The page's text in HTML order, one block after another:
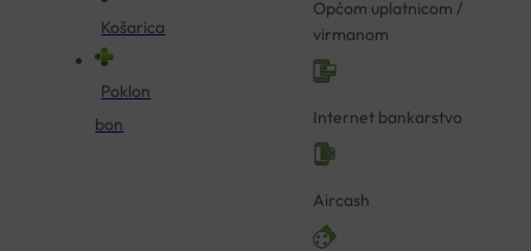
Košarica
Poklon
bon
Općom uplatnicom /
virmanom
Internet bankarstvo
Aircash